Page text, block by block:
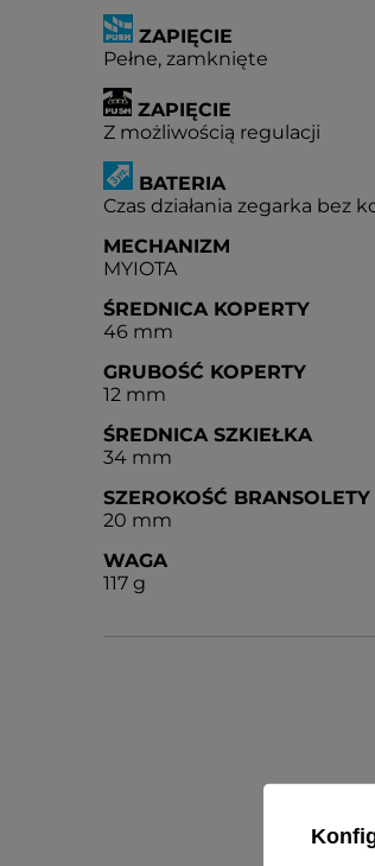
ZAPIĘCIE
Pełne, zamknięte
ZAPIĘCIE
Z możliwością regulacji
BATERIA
Czas działania zegarka bez
MECHANIZM
MYIOTA
ŚREDNICA KOPERTY
46 mm
GRUBOŚĆ KOPERTY
12 mm
ŚREDNICA SZKIEŁKA
34 mm
SZEROKOŚĆ BRANSOLETY
20 mm
WAGA
117 g